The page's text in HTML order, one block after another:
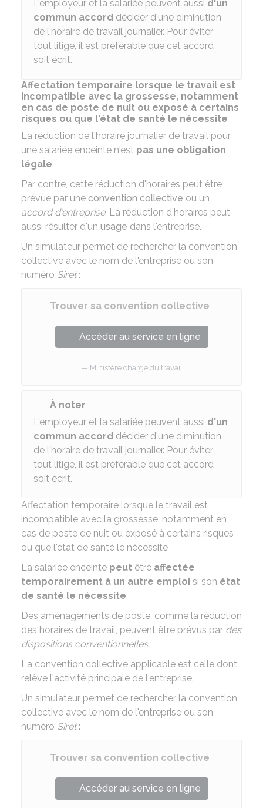
L'employeur et la salariée peuvent aussi d'un
commun accord décider d'une diminution
de l'horaire de travail journalier. Pour éviter
tout litige, il est préférable que cet accord
soit écrit.
Affectation temporaire lorsque le travail est
incompatible avec la grossesse, notamment
en cas de poste de nuit ou exposé à certains
risques ou que l'état de santé le nécessite
La réduction de l'horaire journalier de travail pour
une salariée enceinte n'est pas une obligation
légale.
Par contre, cette réduction d'horaires peut être
prévue par une convention collective ou un
accord d'entreprise. La réduction d'horaires peut
aussi résulter d'un usage dans l'entreprise.
Un simulateur permet de rechercher la convention
collective avec le nom de l'entreprise ou son
numéro Siret:
Trouver sa convention collective
Accéder au service en ligne
Ministère chargé du travail
À noter
L'employeur et la salariée peuvent aussi d'un
commun accord décider d'une diminution
de l'horaire de travail journalier. Pour éviter
tout litige, il est préférable que cet accord
soit écrit.
Affectation temporaire lorsque le travail est
incompatible avec la grossesse, notamment en
cas de poste de nuit ou exposé à certains risques
ou que l'état de santé le nécessite
La salariée enceinte peut être affectée
temporairement à un autre emploi si son état
de santé le nécessite.
Des aménagements de poste, comme la réduction
des horaires de travail, peuvent être prévus par des
dispositions conventionnelles.
La convention collective applicable est celle dont
relève l'activité principale de l'entreprise.
Un simulateur permet de rechercher la convention
collective avec le nom de l'entreprise ou son
numéro Siret:
Trouver sa convention collective
Accéder au service en ligne